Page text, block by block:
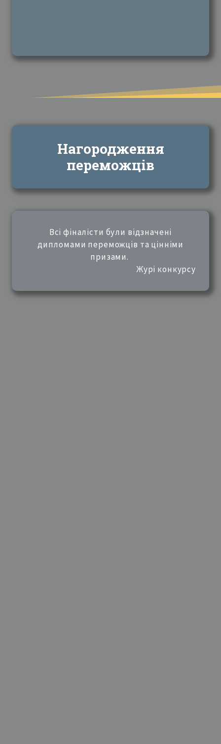
Нагородження
переможців
Всі фіналісти були відзначені
дипломами переможців та цінніми
призами.
Журі конкурсу